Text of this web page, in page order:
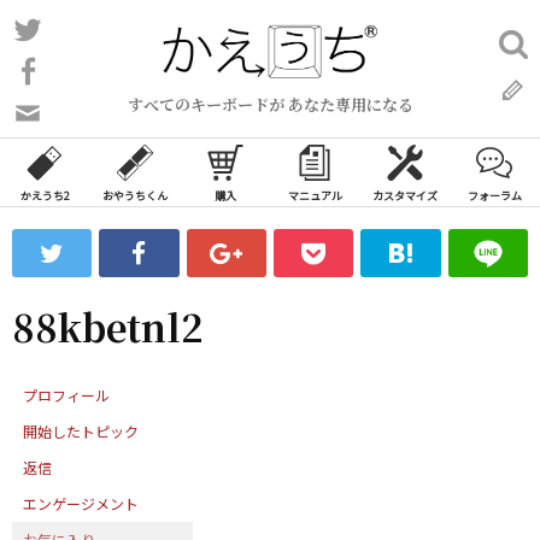
コ
ン
ン
ツ
ス
ッ
すべてのキーボードが あなた専用になる
い
合
わ
フ
ォ
ム
検
索:
かえうち2 おやうちくん 購入 マニュアル カスタマイズ フォーラム
88kbetnl2
プロフィール
開始したトピック
返信
エンゲージメント